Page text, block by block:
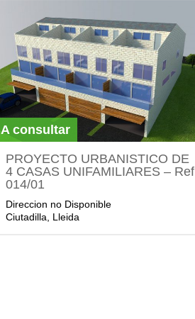
A consultar
PROYECTO URBANISTICO DE
4 CASAS UNIFAMILIARES – Ref
014/01
Direccion no Disponible
Ciutadilla, Lleida